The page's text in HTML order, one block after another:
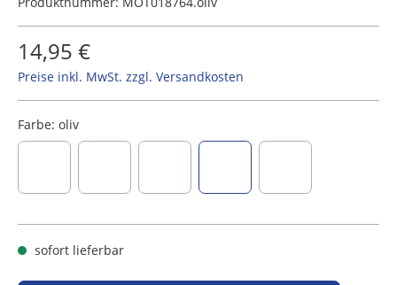
14,95 €
Preise inkl. MwSt. zzgl. Versandkosten
Farbe: oliv
sofort lieferbar